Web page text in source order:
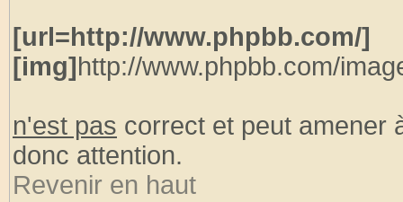
[url=http://www.phpbb.com/]
[img]http://www.phpbb.com/
n'est pas correct et peut amener
donc attention.
Revenir en haut